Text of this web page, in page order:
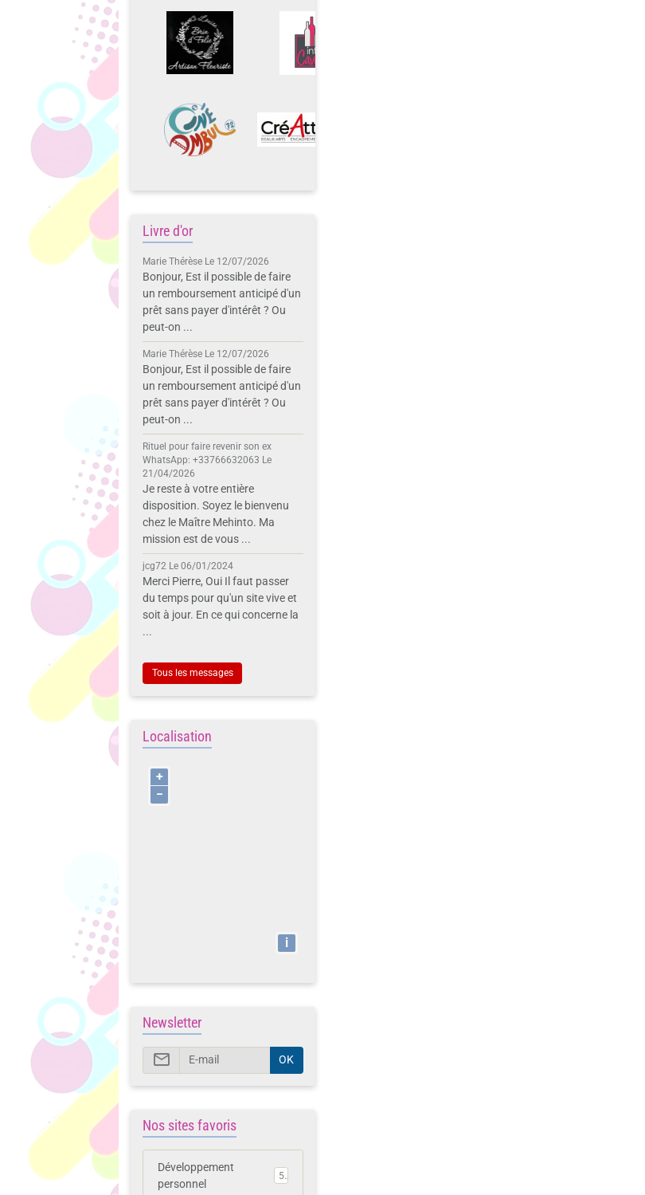
Livre d'or
Marie Thérèse Le 12/07/2026
Bonjour, Est il possible de faire
un remboursement anticipé d'un
prêt sans payer d'intérêt ? Ou
peut-on ...
Marie Thérèse Le 12/07/2026
Bonjour, Est il possible de faire
un remboursement anticipé d'un
prêt sans payer d'intérêt ? Ou
peut-on ...
Rituel pour faire revenir son ex
WhatsApp: +33766632063 Le
21/04/2026
Je reste à votre entière
disposition. Soyez le bienvenu
chez le Maître Mehinto. Ma
mission est de vous ...
jcg72 Le 06/01/2024
Merci Pierre, Oui Il faut passer
du temps pour qu'un site vive et
soit à jour. En ce qui concerne la
...
Tous les messages
Localisation
+
−
i
Newsletter
OK
Nos sites favoris
Développement
personnel
5